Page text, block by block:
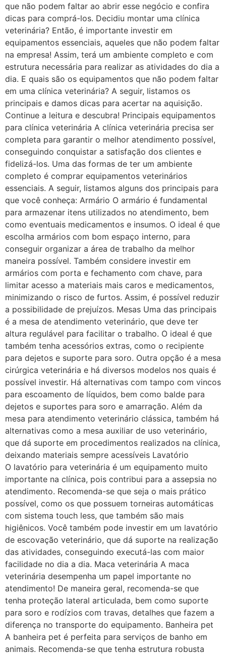
que não podem faltar ao abrir esse negócio e confira
dicas para comprá-los. Decidiu montar uma clínica
veterinária? Então, é importante investir em
equipamentos essenciais, aqueles que não podem faltar
na empresa! Assim, terá um ambiente completo e com
estrutura necessária para realizar as atividades do dia a
dia. E quais são os equipamentos que não podem faltar
em uma clínica veterinária? A seguir, listamos os
principais e damos dicas para acertar na aquisição.
Continue a leitura e descubra! Principais equipamentos
para clínica veterinária A clínica veterinária precisa ser
completa para garantir o melhor atendimento possível,
conseguindo conquistar a satisfação dos clientes e
fidelizá-los. Uma das formas de ter um ambiente
completo é comprar equipamentos veterinários
essenciais. A seguir, listamos alguns dos principais para
que você conheça: Armário O armário é fundamental
para armazenar itens utilizados no atendimento, bem
como eventuais medicamentos e insumos. O ideal é que
escolha armários com bom espaço interno, para
conseguir organizar a área de trabalho da melhor
maneira possível. Também considere investir em
armários com porta e fechamento com chave, para
limitar acesso a materiais mais caros e medicamentos,
minimizando o risco de furtos. Assim, é possível reduzir
a possibilidade de prejuízos. Mesas Uma das principais
é a mesa de atendimento veterinário, que deve ter
altura regulável para facilitar o trabalho. O ideal é que
também tenha acessórios extras, como o recipiente
para dejetos e suporte para soro. Outra opção é a mesa
cirúrgica veterinária e há diversos modelos nos quais é
possível investir. Há alternativas com tampo com vincos
para escoamento de líquidos, bem como balde para
dejetos e suportes para soro e amarração. Além da
mesa para atendimento veterinário clássica, também há
alternativas como a mesa auxiliar de uso veterinário,
que dá suporte em procedimentos realizados na clínica,
deixando materiais sempre acessíveis Lavatório
O lavatório para veterinária é um equipamento muito
importante na clínica, pois contribui para a assepsia no
atendimento. Recomenda-se que seja o mais prático
possível, como os que possuem torneiras automáticas
com sistema touch less, que também são mais
higiênicos. Você também pode investir em um lavatório
de escovação veterinário, que dá suporte na realização
das atividades, conseguindo executá-las com maior
facilidade no dia a dia. Maca veterinária A maca
veterinária desempenha um papel importante no
atendimento! De maneira geral, recomenda-se que
tenha proteção lateral articulada, bem como suporte
para soro e rodízios com travas, detalhes que fazem a
diferença no transporte do equipamento. Banheira pet
A banheira pet é perfeita para serviços de banho em
animais. Recomenda-se que tenha estrutura robusta